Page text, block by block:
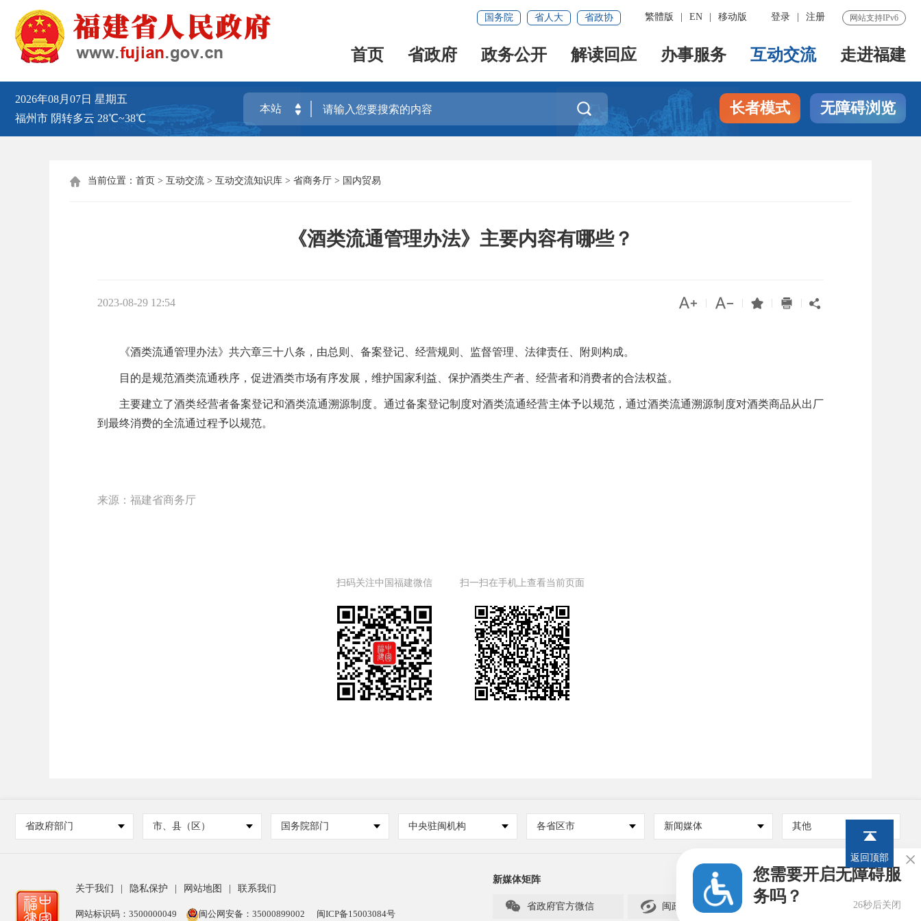
网站支持IPv6
登录 注册
繁體版 EN 移动版
国务院 省人大 省政协
首页 省政府 政务公开 解读回应 办事服务 互动交流 走进福建
2026年08月07日 星期五
福州市 阴转多云 28℃~38℃
 长者模式 无障碍浏览
 当前位置： 首页 > 互动交流 > 互动交流知识库 > 省商务厅 > 国内贸易
《酒类流通管理办法》主要内容有哪些？
2023-08-29 12:54     
《酒类流通管理办法》共六章三十八条，由总则、备案登记、经营规则、监督管理、法律责任、附则构成。
目的是规范酒类流通秩序，促进酒类市场有序发展，维护国家利益、保护酒类生产者、经营者和消费者的合法权益。
主要建立了酒类经营者备案登记和酒类流通溯源制度。通过备案登记制度对酒类流通经营主体予以规范，通过酒类流通溯源制度对酒类商品从出厂
到最终消费的全流通过程予以规范。
来源：福建省商务厅
扫码关注中国福建微信 扫一扫在手机上查看当前页面
省政府部门 市、县（区） 国务院部门 中央驻闽机构 各省区市 新闻媒体 其他
关于我们 隐私保护 网站地图 联系我们
网站标识码：3500000049 闽公网安备：35000899002 闽ICP备15003084号
新媒体矩阵
 省政府官方微信  闽政通APP
返回顶部
您需要开启无障碍服
务吗？
25秒后关闭
